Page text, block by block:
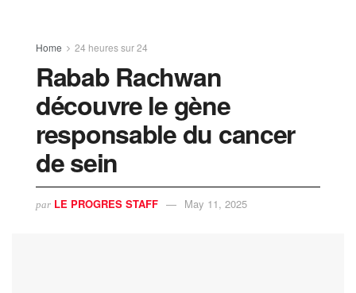
Home 24 heures sur 24
Rabab Rachwan
découvre le gène
responsable du cancer
de sein
par LE PROGRES STAFF May 11, 2025